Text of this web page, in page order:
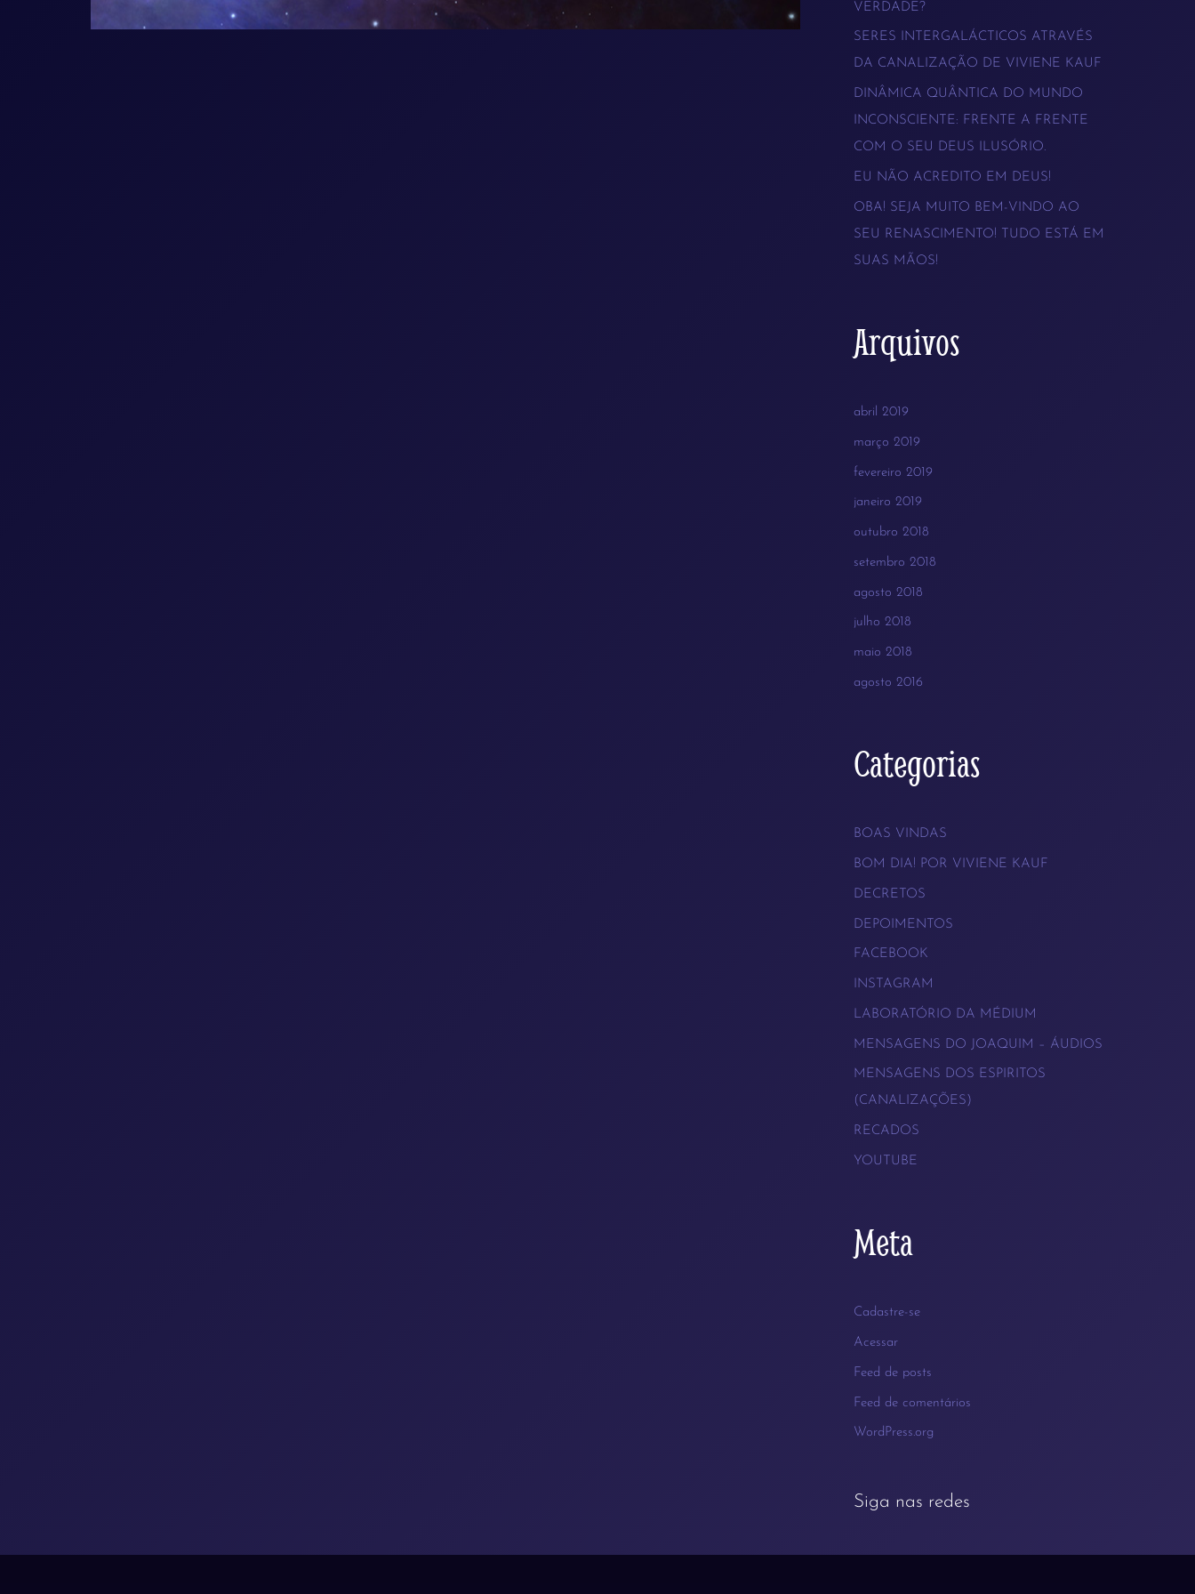
a
r
p
o
r
:
VERDADE?
SERES INTERGALÁCTICOS ATRAVÉS
DA CANALIZAÇÃO DE VIVIENE KAUF
DINÂMICA QUÂNTICA DO MUNDO
INCONSCIENTE: FRENTE A FRENTE
COM O SEU DEUS ILUSÓRIO.
EU NÃO ACREDITO EM DEUS!
OBA! SEJA MUITO BEM-VINDO AO
SEU RENASCIMENTO! TUDO ESTÁ EM
SUAS MÃOS!
Arquivos
abril 2019
março 2019
fevereiro 2019
janeiro 2019
outubro 2018
setembro 2018
agosto 2018
julho 2018
maio 2018
agosto 2016
Categorias
BOAS VINDAS
BOM DIA! POR VIVIENE KAUF
DECRETOS
DEPOIMENTOS
FACEBOOK
INSTAGRAM
LABORATÓRIO DA MÉDIUM
MENSAGENS DO JOAQUIM – ÁUDIOS
MENSAGENS DOS ESPIRITOS
(CANALIZAÇÕES)
RECADOS
YOUTUBE
Meta
Cadastre-se
Acessar
Feed de posts
Feed de comentários
WordPress.org
Siga nas redes